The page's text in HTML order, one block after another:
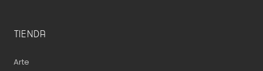
TIENDA
Arte